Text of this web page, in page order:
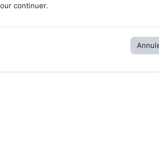
continuer.